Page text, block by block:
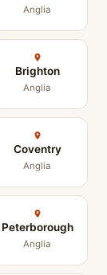
Anglia
Brighton
Anglia
Coventry
Anglia
Peterborough
Anglia